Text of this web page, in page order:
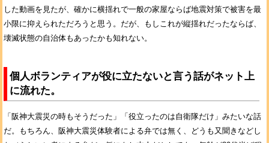
した動画を見たが、確かに横揺れで一般の家屋ならば地震対策で被害を最
小限に抑えられただろうと思う。だが、もしこれが縦揺れだったならば、
壊滅状態の自治体もあったかも知れない。
個人ボランティアが役に立たないと言う話がネット上
に流れた。
「阪神大震災の時もそうだった」「役立ったのは自衛隊だけ」みたいな話
だ。もちろん、阪神大震災体験者による弁では無く、どうも又聞きなどし